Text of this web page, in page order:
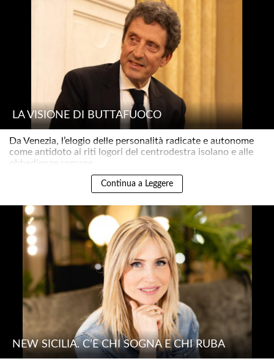
LA VISIONE DI BUTTAFUOCO
Da Venezia, l’elogio delle personalità radicate e autonome
come antidoto ai riti logori del centrodestra isolano e alle
obbedienze romane..
Continua a Leggere
NEW SICILIA. C’È CHI SOGNA E CHI RUBA